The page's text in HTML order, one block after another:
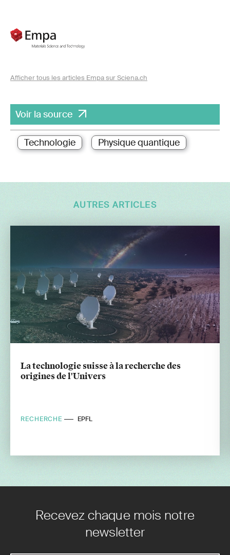
Afficher tous les articles Empa sur Sciena.ch
Voir la source
Technologie Physique quantique
AUTRES ARTICLES
La technologie suisse à la recherche des
origines de l'Univers
RECHERCHE EPFL
Recevez chaque mois notre
newsletter